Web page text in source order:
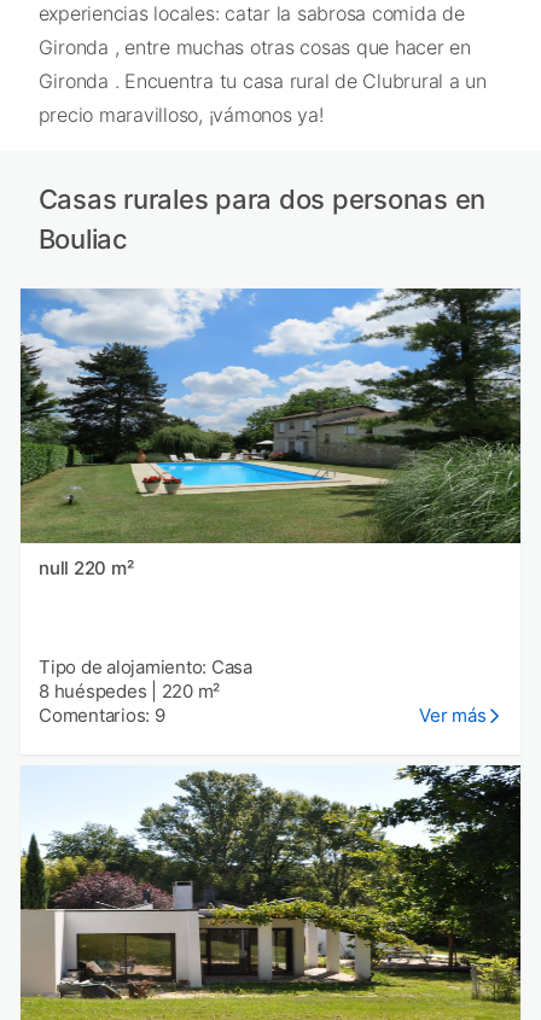
experiencias locales: catar la sabrosa comida de
Gironda , entre muchas otras cosas que hacer en
Gironda . Encuentra tu casa rural de Clubrural a un
precio maravilloso, ¡vámonos ya!
Casas rurales para dos personas en
Bouliac
null 220 m²
Tipo de alojamiento: Casa
8 huéspedes
220 m²
Comentarios: 9
Ver más